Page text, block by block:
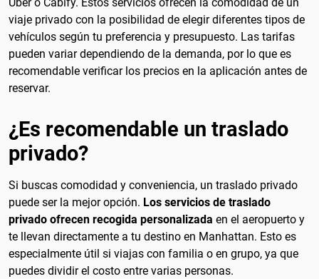
viaje privado con la posibilidad de elegir diferentes tipos de
vehículos según tu preferencia y presupuesto. Las tarifas
pueden variar dependiendo de la demanda, por lo que es
recomendable verificar los precios en la aplicación antes de
reservar.
¿Es recomendable un traslado
privado?
Si buscas comodidad y conveniencia, un traslado privado
puede ser la mejor opción. Los servicios de traslado
privado ofrecen recogida personalizada en el aeropuerto y
te llevan directamente a tu destino en Manhattan. Esto es
especialmente útil si viajas con familia o en grupo, ya que
puedes dividir el costo entre varias personas.